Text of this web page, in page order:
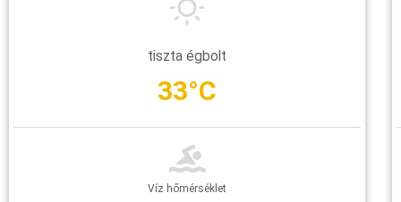
tiszta égbolt
33°C
Víz hőmérséklet